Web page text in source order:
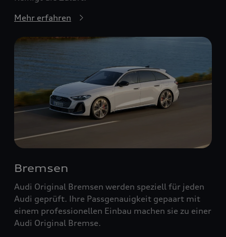
Mehr erfahren
Bremsen
Audi Original Bremsen werden speziell für jeden
Audi geprüft. Ihre Passgenauigkeit gepaart mit
einem professionellen Einbau machen sie zu einer
Audi Original Bremse.